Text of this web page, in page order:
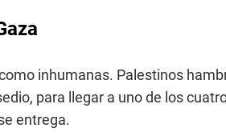
inhumanas. Palestinos
para llegar a uno de los
entrega.